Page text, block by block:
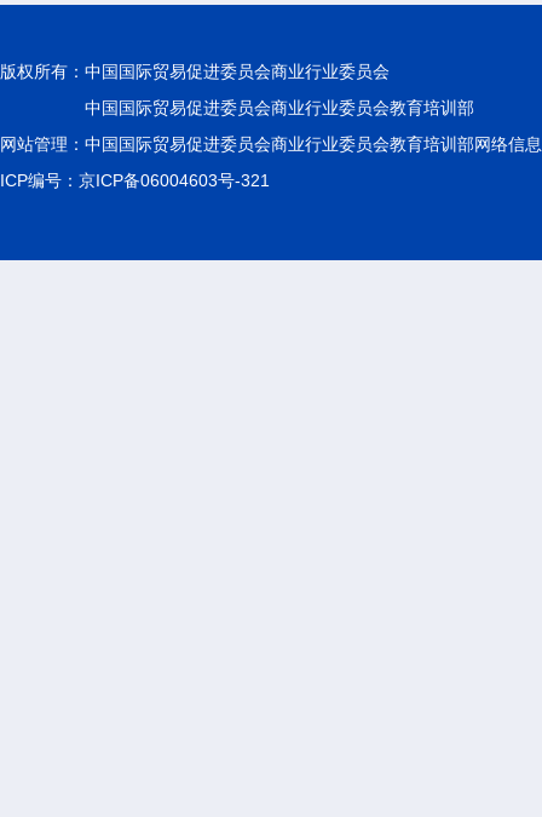
版权所有： 中国国际贸易促进委员会商业行业委员会
中国国际贸易促进委员会商业行业委员会教育培训部
网站管理：中国国际贸易促进委员会商业行业委员会教育培训部网络信
ICP编号：京ICP备06004603号-321